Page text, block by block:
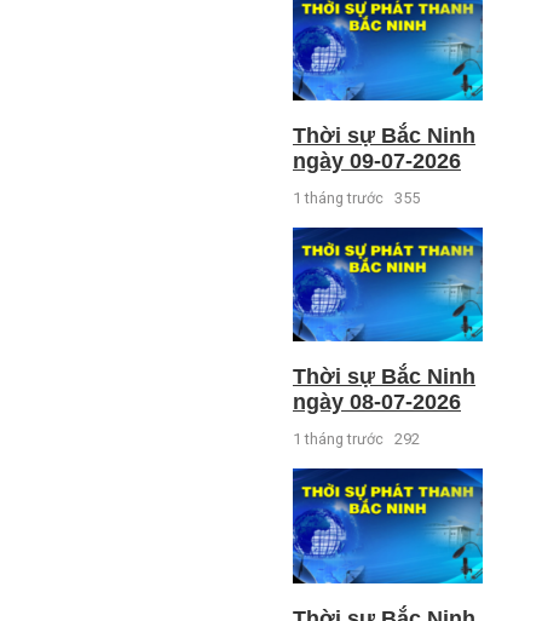
Thời sự Bắc Ninh
ngày 09-07-2026
1 tháng trước 355
Thời sự Bắc Ninh
ngày 08-07-2026
1 tháng trước 292